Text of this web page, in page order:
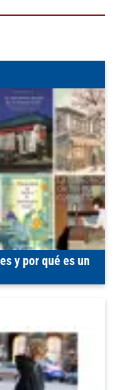
y por qué es un